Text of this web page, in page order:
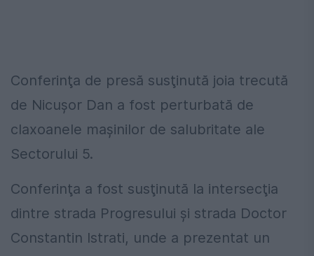
Conferinţa de presă susţinută joia trecută
de Nicuşor Dan a fost perturbată de
claxoanele maşinilor de salubritate ale
Sectorului 5.
Conferinţa a fost susţinută la intersecţia
dintre strada Progresului şi strada Doctor
Constantin Istrati, unde a prezentat un